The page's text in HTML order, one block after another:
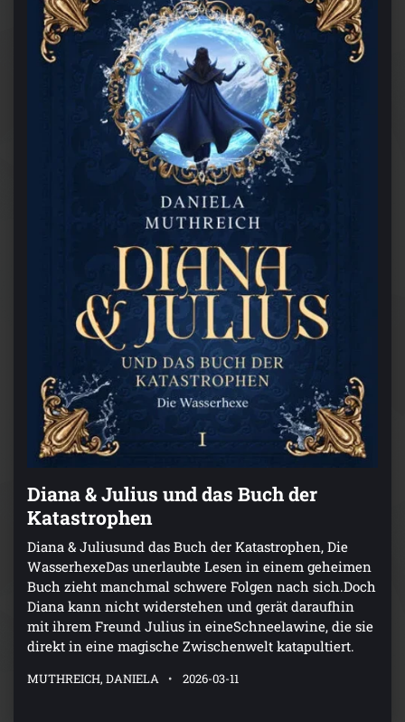
Diana & Julius und das Buch der
Katastrophen
Diana & Juliusund das Buch der Katastrophen, Die
WasserhexeDas unerlaubte Lesen in einem geheimen
Buch zieht manchmal schwere Folgen nach sich.Doch
Diana kann nicht widerstehen und gerät daraufhin
mit ihrem Freund Julius in eineSchneelawine, die sie
direkt in eine magische Zwischenwelt katapultiert.
MUTHREICH, DANIELA 2026-03-11